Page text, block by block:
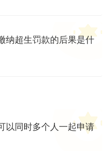
纳超生罚款的后果是什
以同时多个人一起申请